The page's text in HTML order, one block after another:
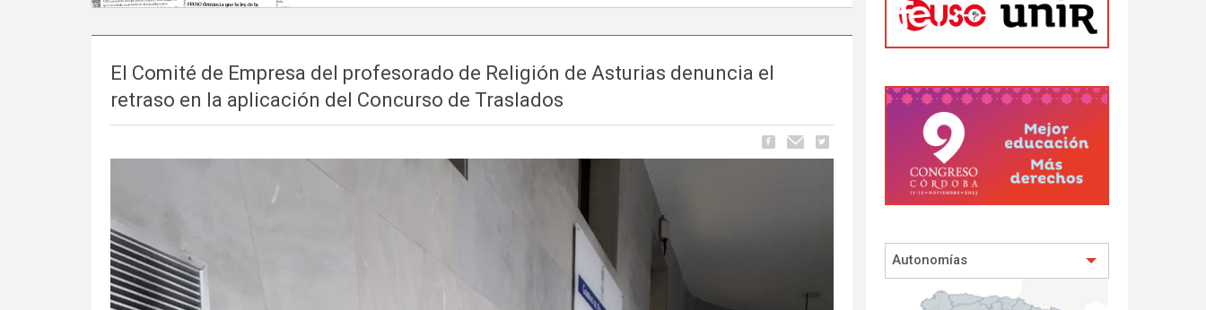
El Comité de Empresa del profesorado de Religión de Asturias denuncia el
retraso en la aplicación del Concurso de Traslados
Autonomías